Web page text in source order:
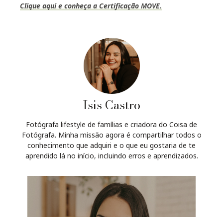
Clique aqui e conheça a Certificação MOVE.
Isis Castro
Fotógrafa lifestyle de famílias e criadora do Coisa de
Fotógrafa. Minha missão agora é compartilhar todos o
conhecimento que adquiri e o que eu gostaria de te
aprendido lá no início, incluindo erros e aprendizados.